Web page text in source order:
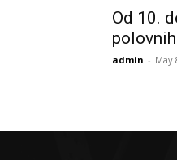
Od 10.
admin - May